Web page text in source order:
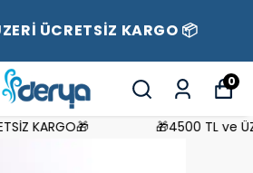
ÜCRETSİZ KARGO 📦
0
KARGO🎁 🎁4500 TL ve